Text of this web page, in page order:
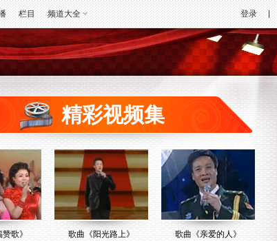
栏目 频道大全 登录
精彩视频集
歌》 歌曲《阳光路上》 歌曲《亲爱的人》